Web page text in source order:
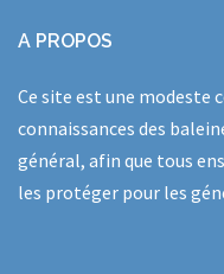
A PROPOS
Ce site est une
connaissances des
général, afin que tous
les protéger pour les